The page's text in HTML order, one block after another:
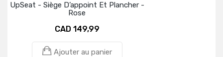
UpSeat - Siège D’appoint Et Plancher -
Rose
CAD 149,99
Ajouter au panier